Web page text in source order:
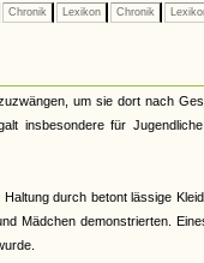
Chronik Lexikon Chronik
um sie dort nach
insbesondere für
durch betont lässige
Mädchen demonstrierten.